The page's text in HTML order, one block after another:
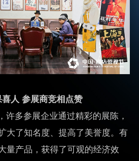
喜人 参展商竞相点赞
许多参展企业通过精彩的展陈，
大了知名度、提高了美誉度。有
量产品，获得了可观的经济效